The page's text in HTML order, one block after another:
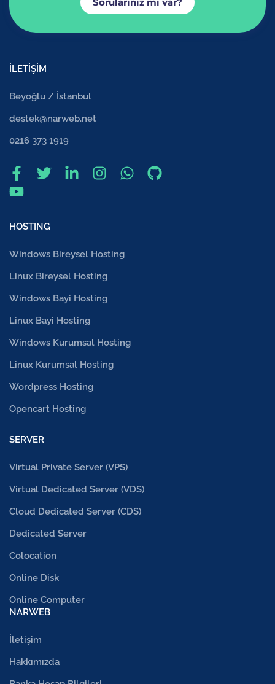
İLETİŞİM
Beyoğlu / İstanbul
destek@narweb.net
0216 373 1919
HOSTING
Windows Bireysel Hosting
Linux Bireysel Hosting
Windows Bayi Hosting
Linux Bayi Hosting
Windows Kurumsal Hosting
Linux Kurumsal Hosting
Wordpress Hosting
Opencart Hosting
SERVER
Virtual Private Server (VPS)
Virtual Dedicated Server (VDS)
Cloud Dedicated Server (CDS)
Dedicated Server
Colocation
Online Disk
Online Computer
NARWEB
İletişim
Hakkımızda